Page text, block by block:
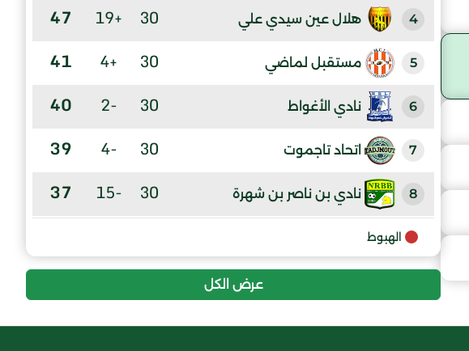
4 هلال عين سيدي علي 30
+19
47
5 مستقبل لماضي 30
+4
41
6 نادي الأغواط 30
-2
40
7 اتحاد تاجموت 30
-4
39
8 نادي بن ناصر بن شهرة 30
-15
37
9
11 رائد المنيعة 30
-12
35
الهبوط
عرض الكل